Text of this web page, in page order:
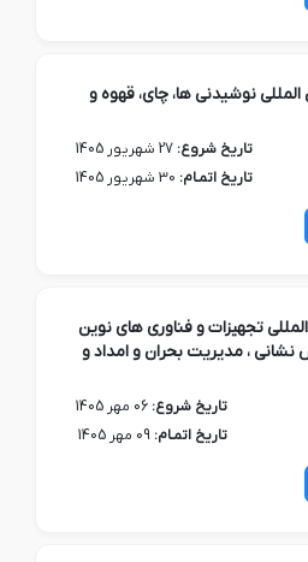
نوشیدنی ها، چای، قهوه و
تاریخ شروع: 27 شهریور 1405
تاریخ اتمـام: 30 شهریور 1405
تجهیزات و فناوری های نوین
نشانی ، مدیریت بحران و امداد و
تاریخ شروع: 06 مهر 1405
تاریخ اتمـام: 09 مهر 1405